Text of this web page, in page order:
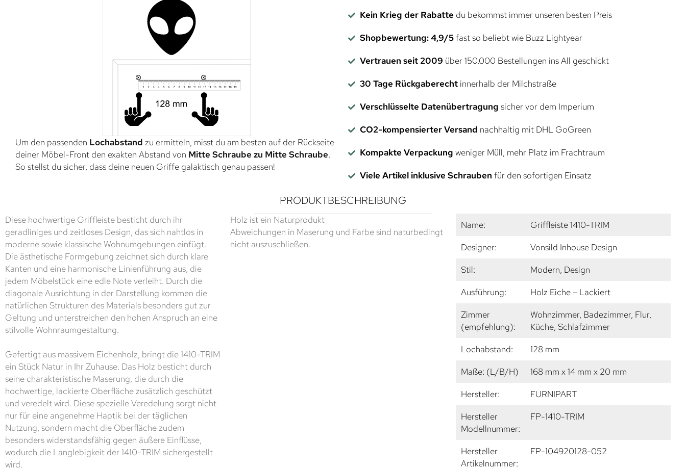
Um den passenden Lochabstand zu ermitteln, misst du am besten auf der Rückseite
deiner Möbel-Front den exakten Abstand von Mitte Schraube zu Mitte Schraube.
So stellst du sicher, dass deine neuen Griffe galaktisch genau passen!
Kein Krieg der Rabatte du bekommst immer unseren besten Preis
Shopbewertung: 4,9/5fast so beliebt wie Buzz Lightyear
Vertrauen seit 2009 über 150.000 Bestellungen ins All geschickt
30 Tage Rückgaberechtinnerhalb der Milchstraße
Verschlüsselte Datenübertragung sicher vor dem Imperium
CO2-kompensierter Versand nachhaltig mit DHL GoGreen
Kompakte Verpackung weniger Müll, mehr Platz im Frachtraum
Viele Artikel inklusive Schrauben für den sofortigen Einsatz
PRODUKTBESCHREIBUNG
Diese hochwertige Griffleiste besticht durch ihr
geradliniges und zeitloses Design, das sich nahtlos in
moderne sowie klassische Wohnumgebungen einfügt.
Die ästhetische Formgebung zeichnet sich durch klare
Kanten und eine harmonische Linienführung aus, die
jedem Möbelstück eine edle Note verleiht. Durch die
diagonale Ausrichtung in der Darstellung kommen die
natürlichen Strukturen des Materials besonders gut zur
Geltung und unterstreichen den hohen Anspruch an eine
stilvolle Wohnraumgestaltung.
Gefertigt aus massivem Eichenholz, bringt die 1410-TRIM
ein Stück Natur in Ihr Zuhause. Das Holz besticht durch
seine charakteristische Maserung, die durch die
hochwertige, lackierte Oberfläche zusätzlich geschützt
und veredelt wird. Diese spezielle Veredelung sorgt nicht
nur für eine angenehme Haptik bei der täglichen
Nutzung, sondern macht die Oberfläche zudem
besonders widerstandsfähig gegen äußere Einflüsse,
wodurch die Langlebigkeit der 1410-TRIM sichergestellt
wird.
Holz ist ein Naturprodukt
Abweichungen in Maserung und Farbe sind naturbedingt
nicht auszuschließen.
Name:
Griffleiste 1410-TRIM
Designer:
Vonsild Inhouse Design
Stil:
Modern, Design
Ausführung:
Holz Eiche – Lackiert
Zimmer
(empfehlung):
Wohnzimmer, Badezimmer, Flur,
Küche, Schlafzimmer
Lochabstand:
128 mm
Maße: (L/B/H)
168 mm x 14 mm x 20 mm
Hersteller:
FURNIPART
Hersteller
Modellnummer:
FP-1410-TRIM
Hersteller
Artikelnummer:
FP-104920128-052